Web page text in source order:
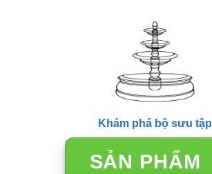
Khám phá bộ sưu tập
SẢN PHẨM